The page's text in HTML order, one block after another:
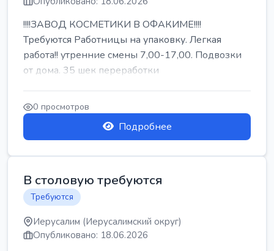
!!!!ЗАВОД КОСМЕТИКИ В ОФАКИМЕ!!!!
Требуются Работницы на упаковку. Легкая
работа!! утренние смены 7,00-17,00. Подвозки
от дома. 35 шек переработки
0 просмотров
Подробнее
В столовую требуются
Требуются
Иерусалим (Иерусалимский округ)
Опубликовано: 18.06.2026